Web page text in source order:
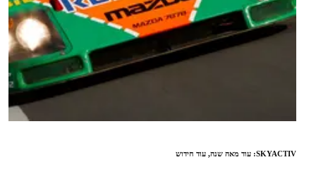
SKYACTIV: עוד מאה שנה, עוד חידוש